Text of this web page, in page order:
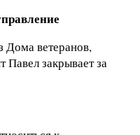
Дома ветеранов,
Павел закрывает за